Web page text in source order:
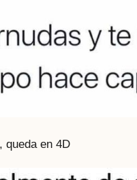
queda en 4D